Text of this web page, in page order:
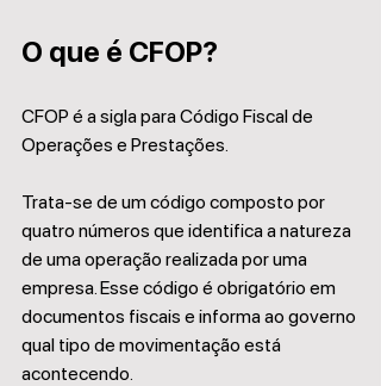
O que é CFOP?
CFOP é a sigla para Código Fiscal de
Operações e Prestações.
Trata-se de um código composto por
quatro números que identifica a natureza
de uma operação realizada por uma
empresa. Esse código é obrigatório em
documentos fiscais e informa ao governo
qual tipo de movimentação está
acontecendo.